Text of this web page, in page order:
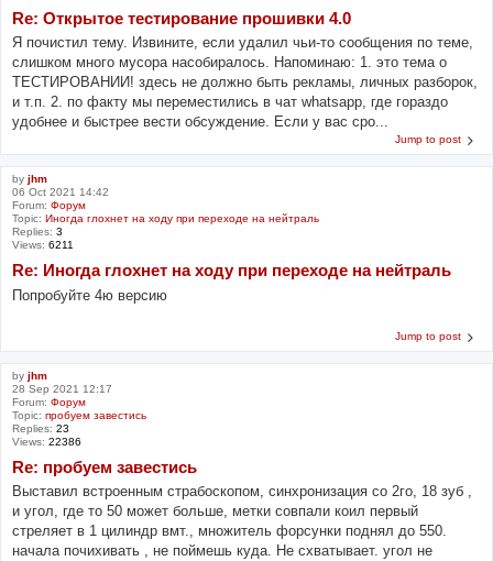
Re: Открытое тестирование прошивки 4.0
Я почистил тему. Извините, если удалил чьи-то сообщения по теме,
слишком много мусора насобиралось. Напоминаю: 1. это тема о
ТЕСТИРОВАНИИ! здесь не должно быть рекламы, личных разборок,
и т.п. 2. по факту мы переместились в чат whatsapp, где гораздо
удобнее и быстрее вести обсуждение. Если у вас сро...
Jump to post
by jhm
06 Oct 2021 14:42
Forum: Форум
Topic: Иногда глохнет на ходу при переходе на нейтраль
Replies: 3
Views: 6211
Re: Иногда глохнет на ходу при переходе на нейтраль
Попробуйте 4ю версию
Jump to post
by jhm
28 Sep 2021 12:17
Forum: Форум
Topic: пробуем завестись
Replies: 23
Views: 22386
Re: пробуем завестись
Выставил встроенным страбоскопом, синхронизация со 2го, 18 зуб ,
и угол, где то 50 может больше, метки совпали коил первый
стреляет в 1 цилиндр вмт., множитель форсунки поднял до 550.
начала почихивать , не поймешь куда. Не схватывает. угол не